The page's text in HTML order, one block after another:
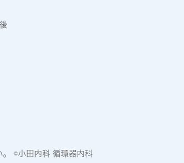
。 ©小田内科 循環器内科